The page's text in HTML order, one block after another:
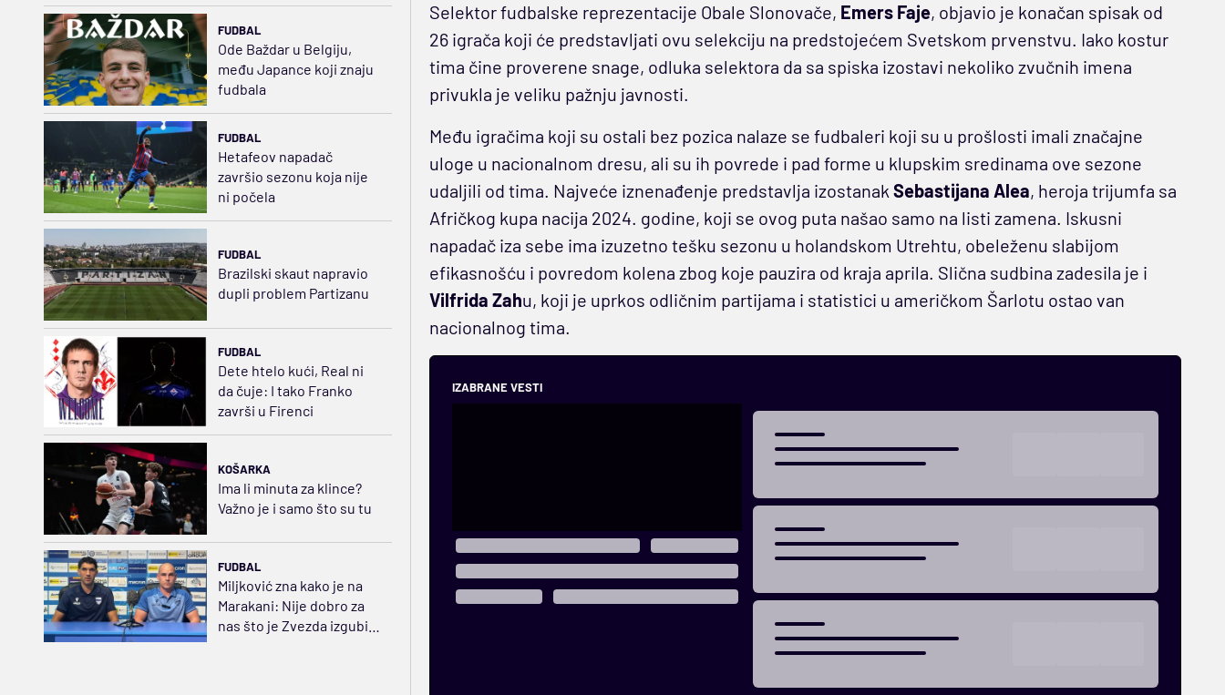
FUDBAL
Ode Baždar u Belgiju,
među Japance koji znaju
fudbala
FUDBAL
Hetafeov napadač
završio sezonu koja nije
ni počela
FUDBAL
Brazilski skaut napravio
dupli problem Partizanu
FUDBAL
Dete htelo kući, Real ni
da čuje: I tako Franko
završi u Firenci
KOŠARKA
Ima li minuta za klince?
Važno je i samo što su tu
FUDBAL
Miljković zna kako je na
Marakani: Nije dobro za
nas što je Zvezda izgubila
Selektor fudbalske reprezentacije Obale Slonovače, Emers Faje, objavio je konačan spisak od
26 igrača koji će predstavljati ovu selekciju na predstojećem Svetskom prvenstvu. Iako kostur
tima čine proverene snage, odluka selektora da sa spiska izostavi nekoliko zvučnih imena
privukla je veliku pažnju javnosti.
Među igračima koji su ostali bez pozica nalaze se fudbaleri koji su u prošlosti imali značajne
uloge u nacionalnom dresu, ali su ih povrede i pad forme u klupskim sredinama ove sezone
udaljili od tima. Najveće iznenađenje predstavlja izostanak Sebastijana Alea, heroja trijumfa sa
Afričkog kupa nacija 2024. godine, koji se ovog puta našao samo na listi zamena. Iskusni
napadač iza sebe ima izuzetno tešku sezonu u holandskom Utrehtu, obeleženu slabijom
efikasnošću i povredom kolena zbog koje pauzira od kraja aprila. Slična sudbina zadesila je i
Vilfrida Zahu, koji je uprkos odličnim partijama i statistici u američkom Šarlotu ostao van
nacionalnog tima.
IZABRANE VESTI